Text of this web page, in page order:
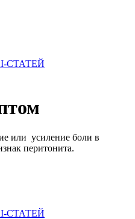
СТАТЕЙ
или усиление боли в
перитонита.
СТАТЕЙ